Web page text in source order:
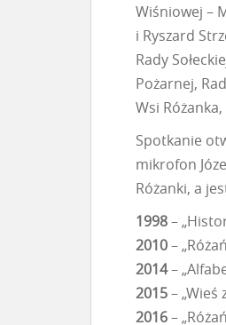
Wiśniowej –
i Ryszard
Rady
Pożarnej,
Wsi
Spotkanie
mikrofon
Różanki, a
1998–
2010–
2014–
2015–
2016–